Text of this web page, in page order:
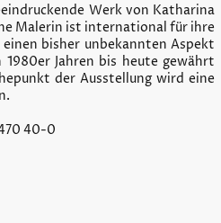
Werk von Katharina
Malerin ist international für ihre
bisher unbekannten Aspekt
Jahren bis heute gewährt
der Ausstellung wird eine
40-0